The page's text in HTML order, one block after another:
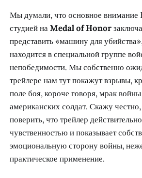
Мы думали, что основное внимание
студией наMedal of Honor
представить «машину для
находится в специальной группе
непобедимости. Мы собственно
трейлере нам тут покажут взрывы,
поле боя, короче говоря, мрак
американских солдат. Скажу
поверить, что трейлер
чувственностью и показывает
эмоциональную сторону войны,
практическое применение.